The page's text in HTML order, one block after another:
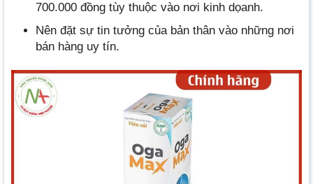
700.000 đồng tùy thuộc vào nơi kinh dọanh.
Nên đặt sự tin tưởng của bản thân vào những nơi
bán hàng uy tín.